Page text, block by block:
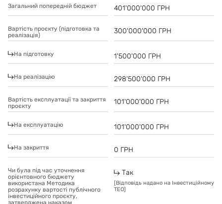
Загальний попередній бюджет 401'000'000 ГРН
Вартість проєкту (підготовка та
реалізація)
300'000'000 ГРН
На підготовку 1'500'000 ГРН
На реалізацію 298'500'000 ГРН
Вартість експлуатації та закриття
проєкту
101'000'000 ГРН
На експлуатацію 101'000'000 ГРН
На закриття 0 ГРН
Чи була під час уточнення
орієнтовного бюджету
використана Методика
розрахунку вартості публічного
інвестиційного проєкту,
затверджена наказом
Так
[Відповідь надано на Інвестиційному
ТЕО]